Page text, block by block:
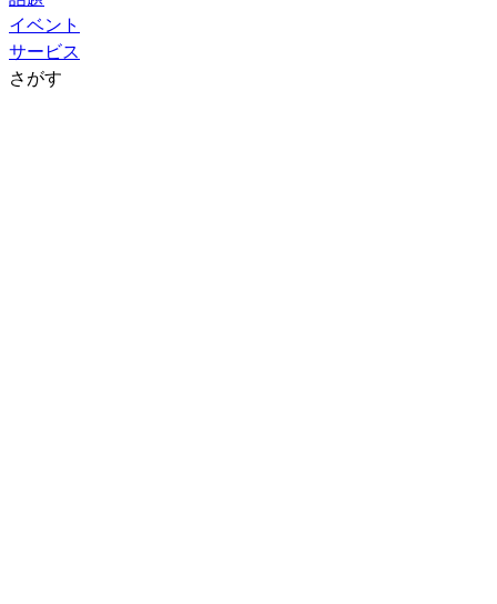
イベント
サービス
さがす